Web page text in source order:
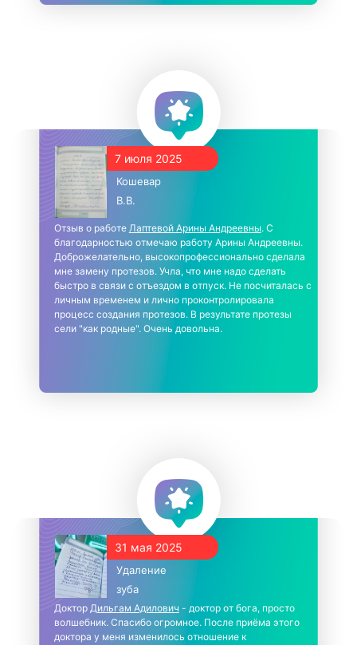
7 июля 2025
Кошевар
В.В.
Отзыв о работе Лаптевой Арины Андреевны. С
благодарностью отмечаю работу Арины Андреевны.
Доброжелательно, высокопрофессионально сделала
мне замену протезов. Учла, что мне надо сделать
быстро в связи с отъездом в отпуск. Не посчиталась с
личным временем и лично проконтролировала
процесс создания протезов. В результате протезы
сели "как родные". Очень довольна.
31 мая 2025
Удаление
зуба
Доктор Дильгам Адилович - доктор от бога, просто
волшебник. Спасибо огромное. После приёма этого
доктора у меня изменилось отношение к